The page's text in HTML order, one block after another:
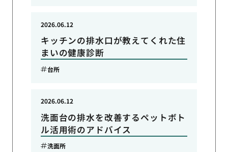
キッチンの排水口が教えてくれた住
まいの健康診断
2026.06.12
台所
洗面台の排水を改善するペットボト
ル活用術のアドバイス
2026.06.12
洗面所